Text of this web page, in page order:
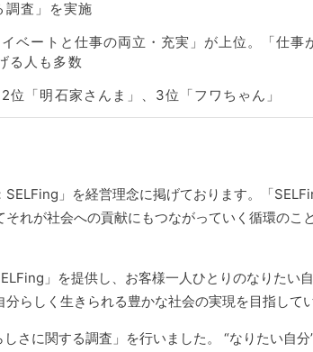
査」を実施
ベートと仕事の両立・充実」が上位。「仕事
る人も多数
「明石家さんま」、3位「フワちゃん」
」を経営理念に掲げております。「
れが社会への貢献にもつながっていく循環のこ
」を提供し、お客様一人ひとりのなりたい
らしく生きられる豊かな社会の実現を目指して
さに関する調査」を行いました。 “なりたい自分